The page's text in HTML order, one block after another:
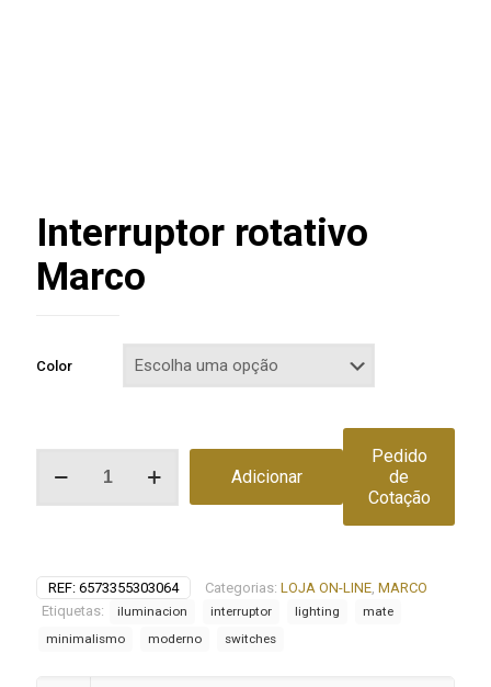
Interruptor rotativo
Marco
Color
Adicionar
Pedido
de
Cotação
REF: 6573355303064 Categorias: LOJA ON-LINE, MARCO
Etiquetas:
iluminacion interruptor lighting
mate
minimalismo
moderno switches